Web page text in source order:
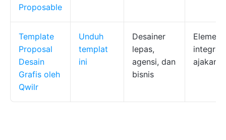
Proposable
Template
Proposal
Desain
Grafis oleh
Qwilr
Unduh
templat
ini
Desainer
lepas,
agensi, dan
bisnis
Elemen
ajakan